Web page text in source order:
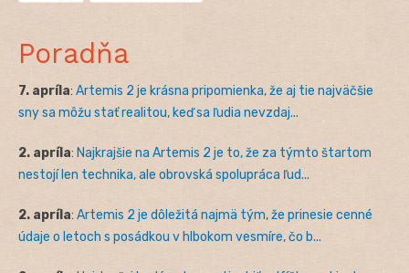
Poradňa
7. apríla: Artemis 2 je krásna pripomienka, že aj tie najväčšie
sny sa môžu stať realitou, keď sa ľudia nevzdaj...
2. apríla: Najkrajšie na Artemis 2 je to, že za týmto štartom
nestojí len technika, ale obrovská spolupráca ľud...
2. apríla: Artemis 2 je dôležitá najmä tým, že prinesie cenné
údaje o letoch s posádkou v hlbokom vesmíre, čo b...